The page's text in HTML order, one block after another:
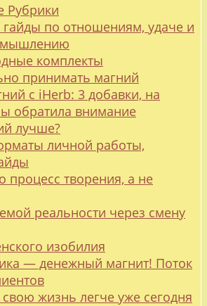
Рубрики
гайды по отношениям, удаче и
комплекты
принимать магний
с iHerb: 3 добавки, на
обратила внимание
лучше?
личной работы,
процесс творения, а не
реальности через смену
изобилия
— денежный магнит! Поток
свою жизнь легче уже сегодня